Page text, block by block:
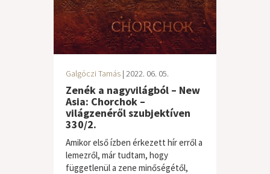
Galgóczi Tamás | 2022. 06. 05.
Zenék a nagyvilágból – New
Asia: Chorchok –
világzenéről szubjektíven
330/2.
Amikor első ízben érkezett hír erről a
lemezről, már tudtam, hogy
függetlenül a zene minőségétől,